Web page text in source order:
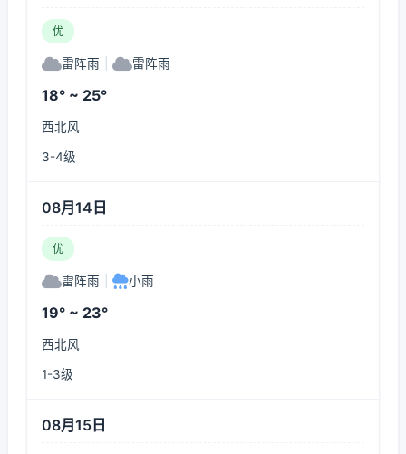
优
雷阵雨 雷阵雨
18° ~ 25°
西北风
3-4级
08月14日
优
雷阵雨 小雨
19° ~ 23°
西北风
1-3级
08月15日